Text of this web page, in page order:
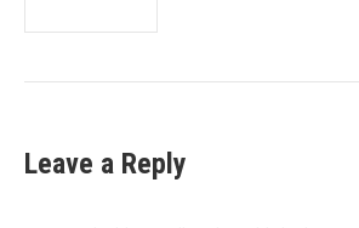
Leave a Reply